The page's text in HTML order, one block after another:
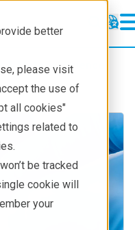
better
please visit
the use of
all cookies"
related to
be tracked
cookie will
your
& Material Science